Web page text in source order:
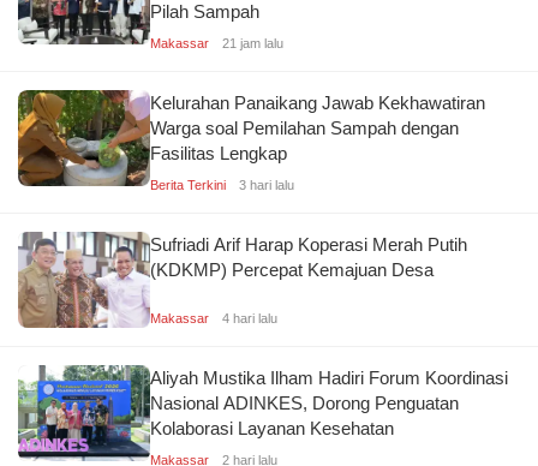
Pilah Sampah
Makassar 21 jam lalu
Kelurahan Panaikang Jawab Kekhawatiran
Warga soal Pemilahan Sampah dengan
Fasilitas Lengkap
Berita Terkini 3 hari lalu
Sufriadi Arif Harap Koperasi Merah Putih
(KDKMP) Percepat Kemajuan Desa
Makassar 4 hari lalu
Aliyah Mustika Ilham Hadiri Forum Koordinasi
Nasional ADINKES, Dorong Penguatan
Kolaborasi Layanan Kesehatan
Makassar 2 hari lalu